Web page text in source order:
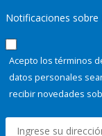
Notificaciones sobre
Acepto los términos
datos personales
recibir novedades